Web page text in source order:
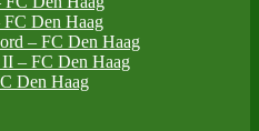
Den Haag
– FC Den Haag
– FC Den Haag
Den Haag